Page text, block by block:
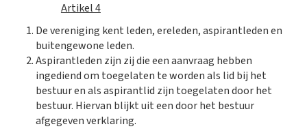
Artikel 4
De vereniging kent leden, ereleden, aspirantleden en
buitengewone leden.
Aspirantleden zijn zij die een aanvraag hebben
ingediend om toegelaten te worden als lid bij het
bestuur en als aspirantlid zijn toegelaten door het
bestuur. Hiervan blijkt uit een door het bestuur
afgegeven verklaring.